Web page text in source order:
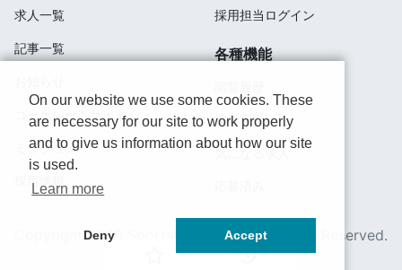
求人一覧
記事一覧
コーポレートサイト
ミッション
採用情報
採用担当ログイン
各種機能
検索履歴
気になる求人
Copyright 2020 SportsField Co Ltd.All Right Reserved.
On our website we use some cookies. These
are necessary for our site to work properly
and to give us information about how our site
is used.
Learn more
Deny Accept